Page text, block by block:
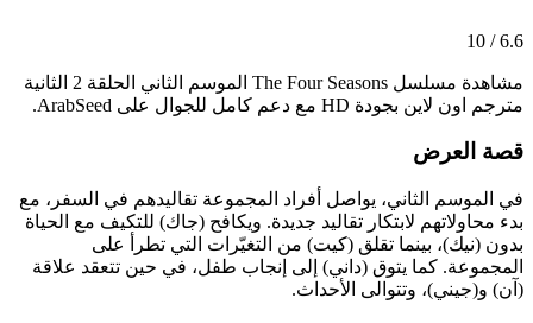
6.6 / 10
مشاهدة مسلسل The Four Seasons الموسم الثاني الحلقة 2 الثانية
مترجم اون لاين بجودة HD مع دعم كامل للجوال على ArabSeed.
قصة العرض
في الموسم الثاني، يواصل أفراد المجموعة تقاليدهم في السفر، مع
بدء محاولاتهم لابتكار تقاليد جديدة. ويكافح (جاك) للتكيف مع الحياة
بدون (نيك)، بينما تقلق (كيت) من التغيّرات التي تطرأ على
المجموعة. كما يتوق (داني) إلى إنجاب طفل، في حين تتعقد علاقة
(آن) و(جيني)، وتتوالى الأحداث.